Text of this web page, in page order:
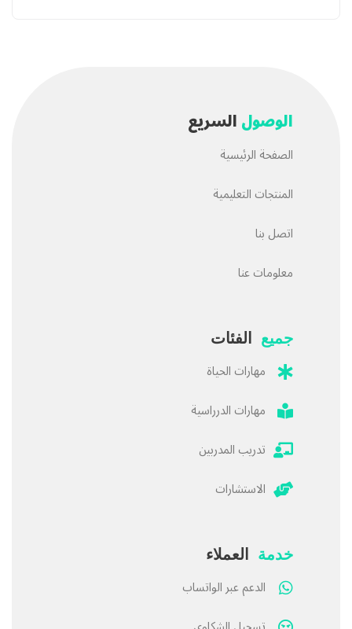
الوصولالسريع
الصفحة الرئيسية
المنتجات التعليمية
اتصل بنا
معلومات عنا
جميع الفئات
مهارات الحياة
مهارات الدرراسية
تدريب المدربين
الاستشارات
خدمة العملاء
الدعم عبر الواتساب